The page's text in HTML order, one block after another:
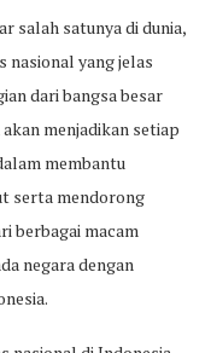
salah satunya di dunia,
nasional yang jelas
dari bangsa besar
menjadikan setiap
membantu
serta mendorong
berbagai macam
negara dengan